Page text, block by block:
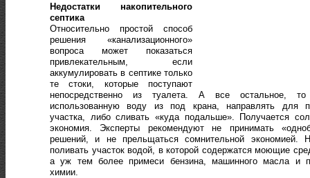
Недостатки накопительного
септика
Относительно простой способ
решения «канализационного»
вопроса может показаться
привлекательным, если
аккумулировать в септике только
те стоки, которые поступают
непосредственно из туалета. А все остальное, то
использованную воду из под крана, направлять для
участка, либо сливать «куда подальше». Получается
экономия. Эксперты рекомендуют не принимать
решений, и не прельщаться сомнительной экономией.
поливать участок водой, в которой содержатся моющие
а уж тем более примеси бензина, машинного масла и
химии.